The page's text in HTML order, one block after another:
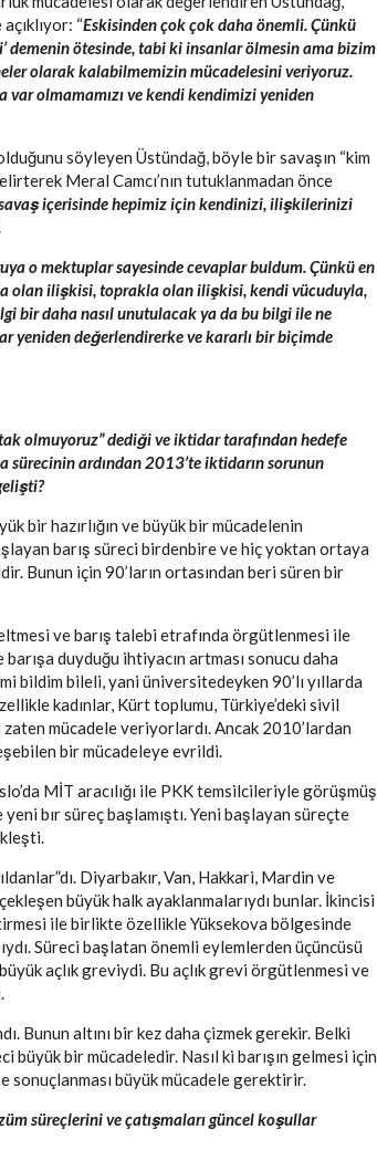
“Eskisinden çok çok daha önemli. Çünkü
demenin ötesinde, tabi ki insanlar ölmesin ama bizim
olarak kalabilmemizin mücadelesini veriyoruz.
olmamamızı ve kendi kendimizi yeniden
söyleyen Üstündağ, böyle bir savaşın “kim
Meral Camcı’nın tutuklanmadan önce
içerisinde hepimiz için kendinizi, ilişkilerinizi
o mektuplar sayesinde cevaplar buldum. Çünkü en
olan ilişkisi, toprakla olan ilişkisi, kendi vücuduyla,
bir daha nasıl unutulacak ya da bu bilgi ile ne
yeniden değerlendirerke ve kararlı bir biçimde
olmuyoruz” dediği ve iktidar tarafından hedefe
sürecinin ardından 2013’te iktidarın sorunun
bir hazırlığın ve büyük bir mücadelenin
barış süreci birdenbire ve hiç yoktan ortaya
Bunun için 90’ların ortasından beri süren bir
ve barış talebi etrafında örgütlenmesi ile
duyduğu ihtiyacın artması sonucu daha
bildim bileli, yani üniversitedeyken 90’lı yıllarda
kadınlar, Kürt toplumu, Türkiye’deki sivil
mücadele veriyorlardı. Ancak 2010’lardan
bir mücadeleye evrildi.
MİT aracılığı ile PKK temsilcileriyle görüşmüş
bır süreç başlamıştı. Yeni başlayan süreçte
Diyarbakır, Van, Hakkari, Mardin ve
büyük halk ayaklanmalarıydı bunlar. İkincisi
ile birlikte özellikle Yüksekova bölgesinde
Süreci başlatan önemli eylemlerden üçüncüsü
açlık greviydi. Bu açlık grevi örgütlenmesi ve
Bunun altını bir kez daha çizmek gerekir. Belki
bir mücadeledir. Nasıl ki barışın gelmesi için
sonuçlanması büyük mücadele gerektirir.
süreçlerini ve çatışmaları güncel koşullar